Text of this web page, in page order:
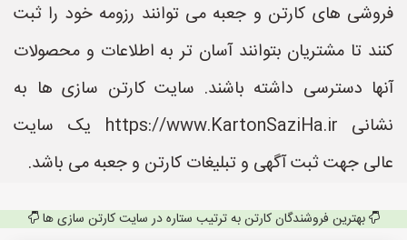
فروشی های کارتن و جعبه می توانند رزومه خود را ثبت
کنند تا مشتریان بتوانند آسان تر به اطلاعات و محصولات
آنها دسترسی داشته باشند. سایت کارتن سازی ها به
نشانی https://www.KartonSaziHa.ir یک سایت
عالی جهت ثبت آگهی و تبلیغات کارتن و جعبه می باشد.
بهترین فروشندگان کارتن به ترتیب ستاره در سایت کارتن سازی ها